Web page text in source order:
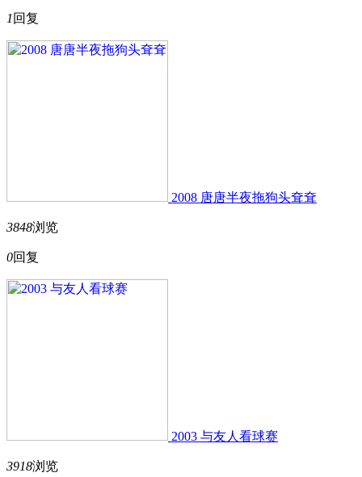
1 回复
2008 唐唐半夜拖狗头耷耷
3848浏览
0回复
2003 与友人看球赛
3918浏览